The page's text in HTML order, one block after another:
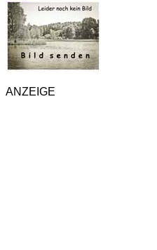
ANZEIGE